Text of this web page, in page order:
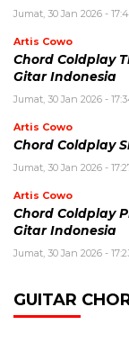
Jumat, 30 Jan 2026 -
Artis Cowo
Chord Coldplay
Gitar Indonesia
Jumat, 30 Jan 2026 -
Artis Cowo
Chord Coldplay
Jumat, 30 Jan 2026 -
Artis Cowo
Chord Coldplay
Gitar Indonesia
Jumat, 30 Jan 2026 -
GUITAR